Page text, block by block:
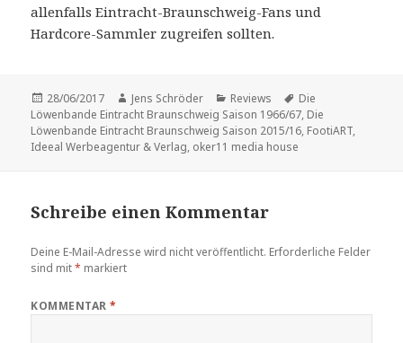
allenfalls Eintracht-Braunschweig-Fans und
Hardcore-Sammler zugreifen sollten.
Veröffentlicht
am
28/06/2017 Autor
Jens Schröder Kategorien
Reviews Schlagwörter
Die
Löwenbande Eintracht Braunschweig Saison 1966/67, Die
Löwenbande Eintracht Braunschweig Saison 2015/16, FootiART,
Ideeal Werbeagentur & Verlag, oker11 media house
Schreibe einen Kommentar
Deine E-Mail-Adresse wird nicht veröffentlicht. Erforderliche Felder
sind mit* markiert
KOMMENTAR*